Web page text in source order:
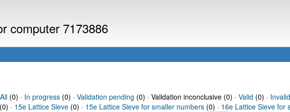
computer 7173886
All(0) · In progress(0) · Validation pending (0) · Validation inconclusive (0) · Valid (0) · Invalid
(0) · 15e Lattice Sieve (0) · 15e Lattice Sieve for smaller numbers (0) · 16e Lattice Sieve for